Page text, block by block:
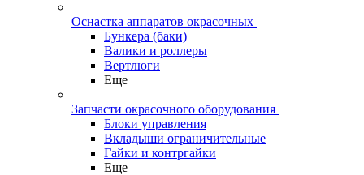
Оснастка аппаратов окрасочных
Бункера (баки)
Валики и роллеры
Вертлюги
Еще
Запчасти окрасочного оборудования
Блоки управления
Вкладыши ограничительные
Гайки и контргайки
Еще